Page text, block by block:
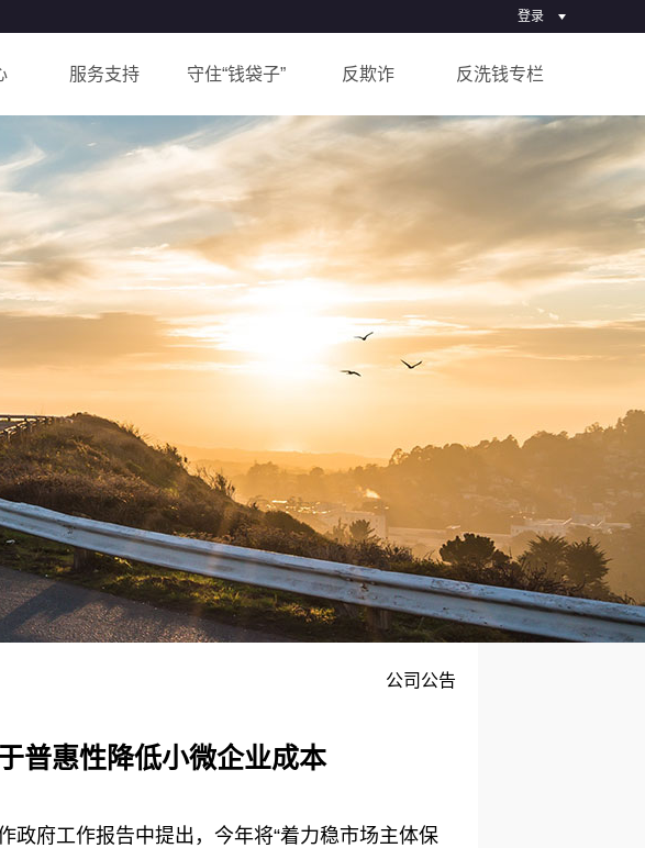
登录
一麻袋登录
反洗钱专栏
反欺诈
守住“钱袋子”
服务支持
公司公告
普惠性降低小微企业成本
府工作报告中提出，今年将“着力稳市场主体保